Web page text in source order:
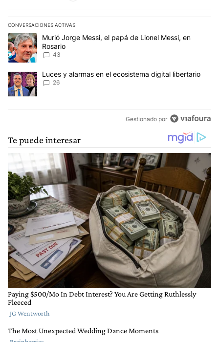
CONVERSACIONES ACTIVAS
Este listado muestra los artículos con más comentarios en los
Un artículo de tendencia con el título "Murió Jorge Messi, el
Murió Jorge Messi, el papá de Lionel Messi, en
Rosario
43
Un artículo de tendencia con el título "Luces y alarmas en el
Luces y alarmas en el ecosistema digital libertario
26
Gestionado por